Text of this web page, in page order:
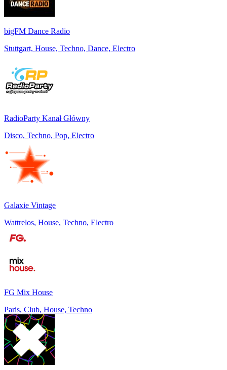
bigFM Dance Radio
Stuttgart, House, Techno, Dance, Electro
RadioParty Kanał Główny
Disco, Techno, Pop, Electro
Galaxie Vintage
Wattrelos, House, Techno, Electro
FG Mix House
Paris, Club, House, Techno